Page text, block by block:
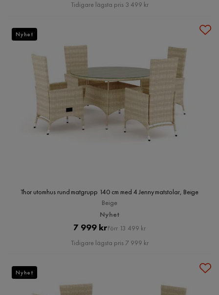
Tidigare lägsta pris 3 499 kr
Thor utomhus rund matgrupp 140 cm med 4 Jenny matstolar, Beige
Beige
Nyhet
Pris
7 999 krOriginal
Pris
Förr 13 499 kr
Tidigare lägsta pris 7 999 kr
Nyhet
Nyhet